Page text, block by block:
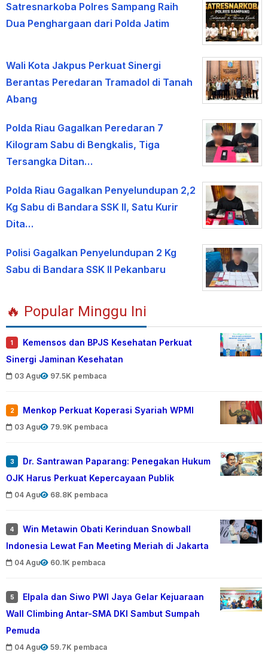
Satresnarkoba Polres Sampang Raih
Dua Penghargaan dari Polda Jatim
Wali Kota Jakpus Perkuat Sinergi
Berantas Peredaran Tramadol di Tanah
Abang
Polda Riau Gagalkan Peredaran 7
Kilogram Sabu di Bengkalis, Tiga
Tersangka Ditan…
Polda Riau Gagalkan Penyelundupan 2,2
Kg Sabu di Bandara SSK II, Satu Kurir
Dita…
Polisi Gagalkan Penyelundupan 2 Kg
Sabu di Bandara SSK II Pekanbaru
🔥 Popular Minggu Ini
1
Kemensos dan BPJS Kesehatan Perkuat
Sinergi Jaminan Kesehatan
03 Agu 97.5K pembaca
2 Menkop Perkuat Koperasi Syariah WPMI
03 Agu 79.9K pembaca
3
Dr. Santrawan Paparang: Penegakan Hukum
OJK Harus Perkuat Kepercayaan Publik
04 Agu 68.8K pembaca
4
Win Metawin Obati Kerinduan Snowball
Indonesia Lewat Fan Meeting Meriah di Jakarta
04 Agu 60.1K pembaca
5
Elpala dan Siwo PWI Jaya Gelar Kejuaraan
Wall Climbing Antar-SMA DKI Sambut Sumpah
Pemuda
04 Agu 59.7K pembaca